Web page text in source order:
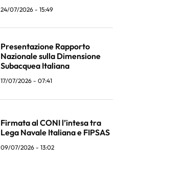
24/07/2026 - 15:49
Presentazione Rapporto
Nazionale sulla Dimensione
Subacquea Italiana
17/07/2026 - 07:41
Firmata al CONI l’intesa tra
Lega Navale Italiana e FIPSAS
09/07/2026 - 13:02